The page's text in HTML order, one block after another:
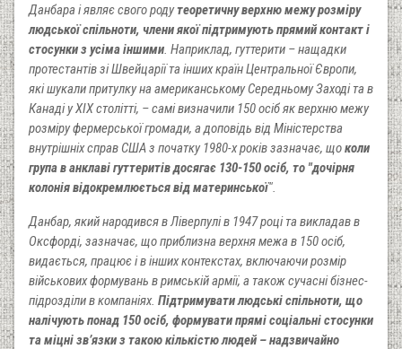
Данбара і являє свого родутеоретичну верхню межу розміру
людської спільноти, члени якої підтримують прямий контакт і
стосунки з усіма іншими. Наприклад, гуттерити – нащадки
протестантів зі Швейцарії та інших країн Центральної Європи,
які шукали притулку на американському Середньому Заході та в
Канаді у ХІХ столітті, – самі визначили 150 осіб як верхню межу
розміру фермерської громади, а доповідь від Міністерства
внутрішніх справ США з початку 1980-х років зазначає, щоколи
група в анклаві гуттеритів досягає 130-150 осіб, то "дочірня
колонія відокремлюється від материнської".
Данбар, який народився в Ліверпулі в 1947 році та викладав в
Оксфорді, зазначає, що приблизна верхня межа в 150 осіб,
видається, працює і в інших контекстах, включаючи розмір
військових формувань в римській армії, а також сучасні бізнес-
підрозділи в компаніях. Підтримувати людські спільноти, що
налічують понад 150 осіб, формувати прямі соціальні стосунки
та міцні зв’язки з такою кількістю людей – надзвичайно